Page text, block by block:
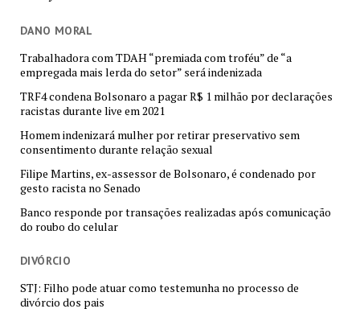
DANO MORAL
Trabalhadora com TDAH “premiada com troféu” de “a
empregada mais lerda do setor” será indenizada
TRF4 condena Bolsonaro a pagar R$ 1 milhão por declarações
racistas durante live em 2021
Homem indenizará mulher por retirar preservativo sem
consentimento durante relação sexual
Filipe Martins, ex-assessor de Bolsonaro, é condenado por
gesto racista no Senado
Banco responde por transações realizadas após comunicação
do roubo do celular
DIVÓRCIO
STJ: Filho pode atuar como testemunha no processo de
divórcio dos pais